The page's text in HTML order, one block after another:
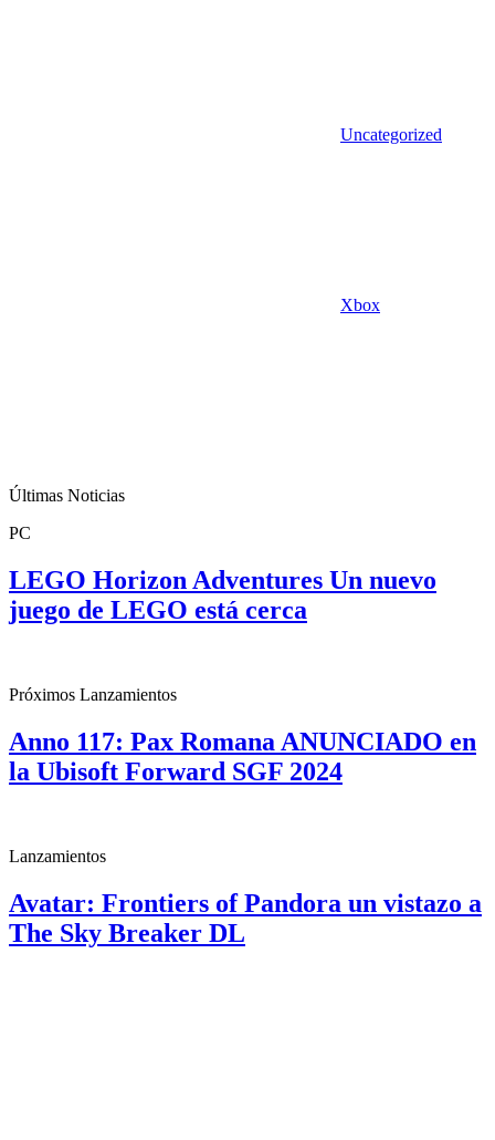
Uncategorized
Xbox
Últimas Noticias
PC
LEGO Horizon Adventures Un nuevo
juego de LEGO está cerca
Próximos Lanzamientos
Anno 117: Pax Romana ANUNCIADO en
la Ubisoft Forward SGF 2024
Lanzamientos
Avatar: Frontiers of Pandora un vistazo a
The Sky Breaker DL